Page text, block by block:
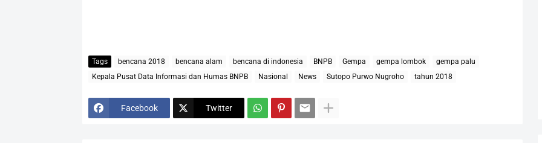
Tags bencana 2018 bencana alam bencana di indonesia BNPB Gempa gempa lombok
gempa palu
Kepala Pusat Data Informasi dan Humas BNPB
Nasional News Sutopo Purwo Nugroho tahun 2018
Facebook Twitter